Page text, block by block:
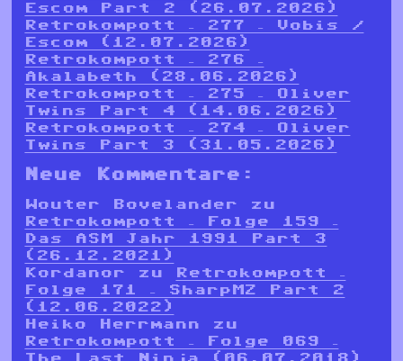
Escom Part 2 (26.07.2026)
Retrokompott – 277 – Vobis /
Escom (12.07.2026)
Retrokompott – 276 –
Akalabeth (28.06.2026)
Retrokompott – 275 – Oliver
Twins Part 4 (14.06.2026)
Retrokompott – 274 – Oliver
Twins Part 3 (31.05.2026)
Neue Kommentare:
Wouter Bovelander zu
Retrokompott – Folge 159 –
Das ASM Jahr 1991 Part 3
(26.12.2021)
Kordanor zu
Retrokompott –
Folge 171 – SharpMZ Part 2
(12.06.2022)
Heiko Herrmann zu
Retrokompott – Folge 069 –
The Last Ninja (06.07.2018)